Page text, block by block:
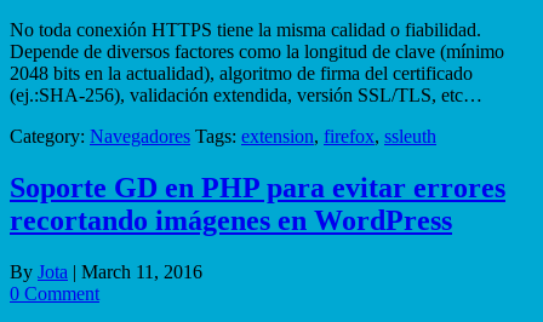
No toda conexión HTTPS tiene la misma calidad o fiabilidad.
Depende de diversos factores como la longitud de clave (mínimo
2048 bits en la actualidad), algoritmo de firma del certificado
(ej.:SHA-256), validación extendida, versión SSL/TLS, etc…
Category: Navegadores Tags: extension, firefox, ssleuth
Soporte GD en PHP para evitar errores
recortando imágenes en WordPress
By Jota | March 11, 2016
0 Comment